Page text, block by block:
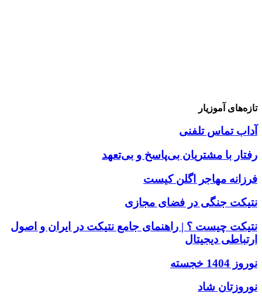
تازه‌های آموزیار
آداب تماس تلفنی
رفتار با مشتریان بی‌پاسخ و بی‌تعهد
فرزانه مهاجر اگلن کیست
نتیکت جنگی در فضای مجازی
نتیکت چیست ؟ | راهنمای جامع نتیکت در ایران و اصول
ارتباطی دیجیتال
نوروز 1404 خجسته
نوروزتان شاد